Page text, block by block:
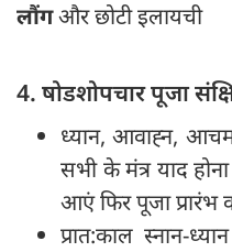
लौंगऔर छोटी इलायची
4. षोडशोपचार पूजा
ध्यान, आवाह्‍न,
सभी के मंत्र याद
आएं फिर पूजा प्रारंभ
प्रात:काल स्नान-